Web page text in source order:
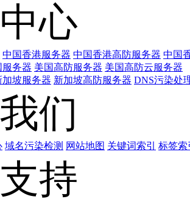
心
中国香港服务器 中国香港高防服务器 中国
服务器 美国高防服务器 美国高防云服务器
加坡服务器 新加坡高防服务器 DNS污染处
们
域名污染检测 网站地图 关键词索引 标签索
持